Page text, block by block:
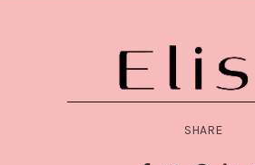
SHARE